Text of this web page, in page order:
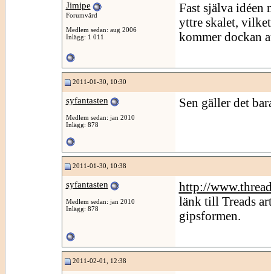
Jimipe
Forumvärd
Medlem sedan: aug 2006
Inlägg: 1 011
Fast själva idéen
yttre skalet,
kommer dockan
2011-01-30, 10:30
syfantasten
Medlem sedan: jan 2010
Inlägg: 878
Sen gäller det
2011-01-30, 10:38
syfantasten
Medlem sedan: jan 2010
Inlägg: 878
http://
länk till Treads
gipsformen.
2011-02-01, 12:38